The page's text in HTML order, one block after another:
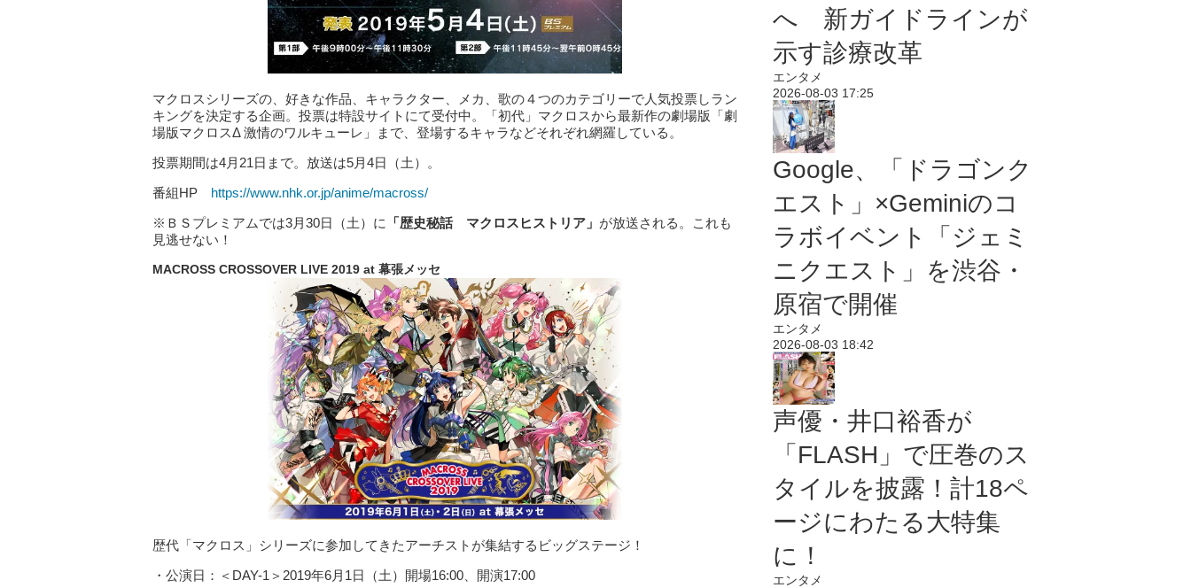
マクロスシリーズの、好きな作品、キャラクター、メカ、歌の４つのカテゴリーで人気投票しラン
キングを決定する企画。投票は特設サイトにて受付中。「初代」マクロスから最新作の劇場版「劇
場版マクロスΔ 激情のワルキューレ」まで、登場するキャラなどそれぞれ網羅している。
投票期間は4月21日まで。放送は5月4日（土）。
番組HP https://www.nhk.or.jp/anime/macross/
※ＢＳプレミアムでは3月30日（土）に
「歴史秘話 マクロスヒストリア」 が放送される。これも
見逃せない！
MACROSS CROSSOVER LIVE 2019 at 幕張メッセ
歴代「マクロス」シリーズに参加してきたアーチストが集結するビッグステージ！
・公演日：＜DAY-1＞2019年6月1日（土）開場16:00、開演17:00
へ 新ガイドラインが
示す診療改革
エンタメ
2026-08-03 17:25
Google、「ドラゴンク
エスト」×Geminiのコ
ラボイベント「ジェミ
ニクエスト」を渋谷・
原宿で開催
エンタメ
2026-08-03 18:42
声優・井口裕香が
「FLASH」で圧巻のス
タイルを披露！計18ペ
ージにわたる大特集
に！
エンタメ